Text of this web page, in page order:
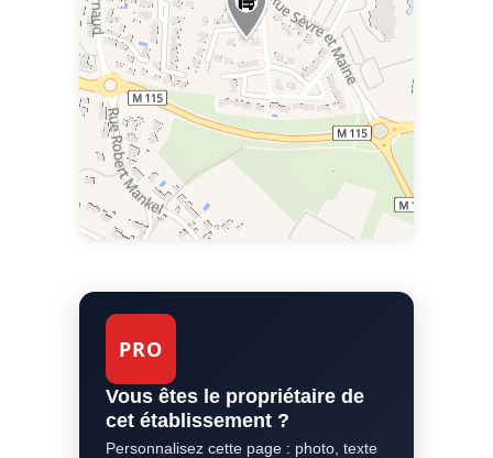
PRO
Vous êtes le propriétaire de
cet établissement ?
Personnalisez cette page : photo, texte